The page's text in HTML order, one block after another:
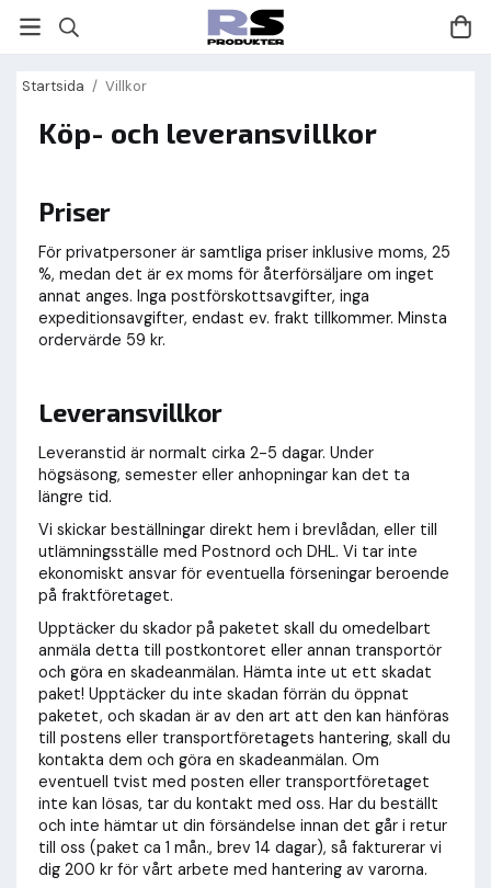
Startsida / Villkor
Köp- och leveransvillkor
Priser
För privatpersoner är samtliga priser inklusive moms, 25
%, medan det är ex moms för återförsäljare om inget
annat anges. Inga postförskottsavgifter, inga
expeditionsavgifter, endast ev. frakt tillkommer. Minsta
ordervärde 59 kr.
Leveransvillkor
Leveranstid är normalt cirka 2-5 dagar. Under
högsäsong, semester eller anhopningar kan det ta
längre tid.
Vi skickar beställningar direkt hem i brevlådan, eller till
utlämningsställe med Postnord och DHL. Vi tar inte
ekonomiskt ansvar för eventuella förseningar beroende
på fraktföretaget.
Upptäcker du skador på paketet skall du omedelbart
anmäla detta till postkontoret eller annan transportör
och göra en skadeanmälan. Hämta inte ut ett skadat
paket! Upptäcker du inte skadan förrän du öppnat
paketet, och skadan är av den art att den kan hänföras
till postens eller transportföretagets hantering, skall du
kontakta dem och göra en skadeanmälan. Om
eventuell tvist med posten eller transportföretaget
inte kan lösas, tar du kontakt med oss. Har du beställt
och inte hämtar ut din försändelse innan det går i retur
till oss (paket ca 1 mån., brev 14 dagar), så fakturerar vi
dig 200 kr för vårt arbete med hantering av varorna.